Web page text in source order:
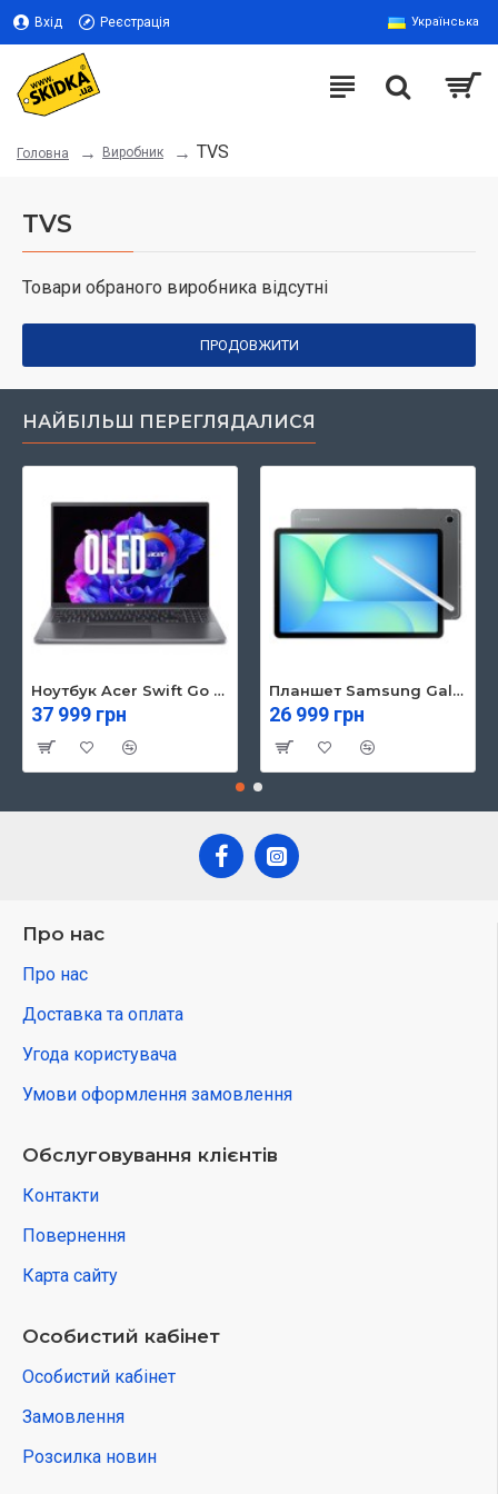
Вхід Реєстрація Українська
Головна Виробник TVS
TVS
Товари обраного виробника відсутні
ПРОДОВЖИТИ
НАЙБІЛЬШ ПЕРЕГЛЯДАЛИСЯ
Ноутбук Acer Swift Go 16 SFG16-71 (NX.KVZEU.003)
37 999 грн
Планшет Samsung Galaxy Tab S10 FE 5G 8/128GB Gray (SM-X526BZAREUC)
26 999 грн
Про нас
Про нас
Доставка та оплата
Угода користувача
Умови оформлення замовлення
Обслуговування клієнтів
Контакти
Повернення
Карта сайту
Особистий кабінет
Особистий кабінет
Замовлення
Розсилка новин